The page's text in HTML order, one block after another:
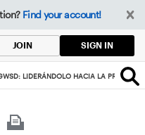
Find your account!
JOIN SIGN IN
LIDERÁNDOLO HACIA LA PRÓXIMA